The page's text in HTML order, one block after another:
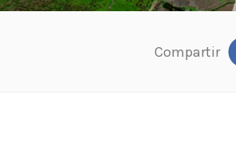
Compartir